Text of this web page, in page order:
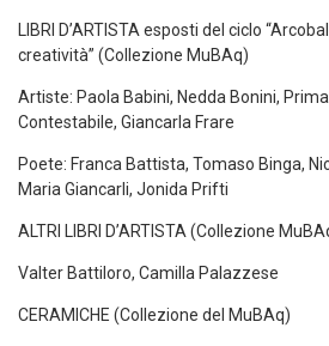
LIBRI D’ARTISTA esposti del ciclo
creatività” (Collezione MuBAq)
Artiste: Paola Babini, Nedda Bonini,
Contestabile, Giancarla Frare
Poete: Franca Battista, Tomaso Binga,
Maria Giancarli, Jonida Prifti
ALTRI LIBRI D’ARTISTA (Collezione
Valter Battiloro, Camilla Palazzese
CERAMICHE (Collezione del MuBAq)